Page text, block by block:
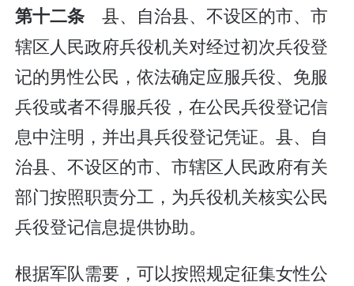
第十二条 县、自治县、不设区的市、市
辖区人民政府兵役机关对经过初次兵役登
记的男性公民，依法确定应服兵役、免服
兵役或者不得服兵役，在公民兵役登记信
息中注明，并出具兵役登记凭证。县、自
治县、不设区的市、市辖区人民政府有关
部门按照职责分工，为兵役机关核实公民
兵役登记信息提供协助。
根据军队需要，可以按照规定征集女性公